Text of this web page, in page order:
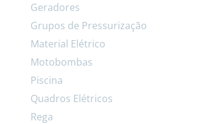
Geradores
Grupos de Pressurização
Material Elétrico
Motobombas
Piscina
Quadros Elétricos
Rega